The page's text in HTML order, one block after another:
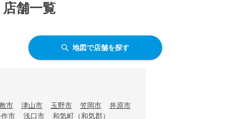
舗一覧
地図で店舗を探す
市 津山市 玉野市 笠岡市
井原市
作市 浅口市
和気町（和気郡）